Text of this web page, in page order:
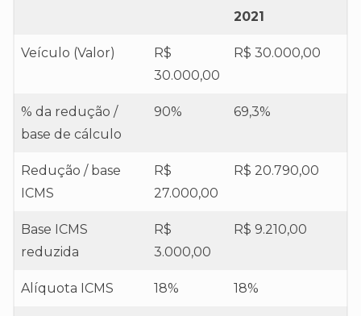
2021
Veículo (Valor)
R$
30.000,00
R$ 30.000,00
% da redução /
base de cálculo
90% 69,3%
Redução / base
ICMS
R$
27.000,00
R$ 20.790,00
Base ICMS
reduzida
R$
3.000,00
R$ 9.210,00
Alíquota ICMS 18% 18%